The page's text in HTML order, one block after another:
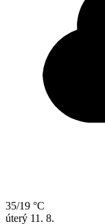
35/19 °C
úterý 11. 8.